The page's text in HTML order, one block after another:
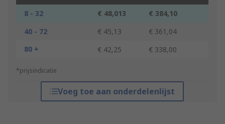
8 - 32 € 48,013
€ 384,10
40 - 72
€ 45,13
€ 361,04
80 +
€ 42,25 € 338,00
*prijsindicatie
Voeg toe aan onderdelenlijst